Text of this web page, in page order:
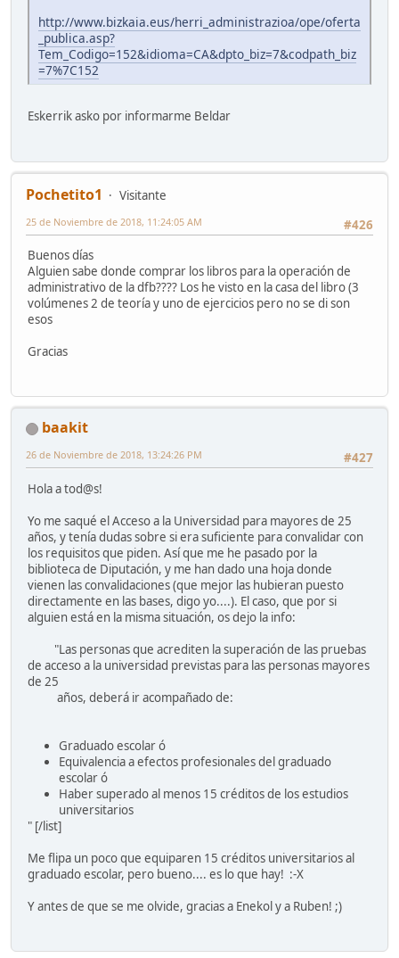
http://www.bizkaia.eus/herri_administrazioa/ope/oferta
_publica.asp?
Tem_Codigo=152&idioma=CA&dpto_biz=7&codpath_biz
=7%7C152
Eskerrik asko por informarme Beldar
Pochetito1
Visitante
#426
25 de Noviembre de 2018, 11:24:05 AM
Buenos días
Alguien sabe donde comprar los libros para la operación de
administrativo de la dfb???? Los he visto en la casa del libro (3
volúmenes 2 de teoría y uno de ejercicios pero no se di son
esos
Gracias
baakit
#427
26 de Noviembre de 2018, 13:24:26 PM
Hola a tod@s!
Yo me saqué el Acceso a la Universidad para mayores de 25
años, y tenía dudas sobre si era suficiente para convalidar con
los requisitos que piden. Así que me he pasado por la
biblioteca de Diputación, y me han dado una hoja donde
vienen las convalidaciones (que mejor las hubieran puesto
directamente en las bases, digo yo....). El caso, que por si
alguien está en la misma situación, os dejo la info:
"Las personas que acrediten la superación de las pruebas
de acceso a la universidad previstas para las personas mayores
de 25
años, deberá ir acompañado de:
Graduado escolar ó
Equivalencia a efectos profesionales del graduado
escolar ó
Haber superado al menos 15 créditos de los estudios
universitarios
" [/list]
Me flipa un poco que equiparen 15 créditos universitarios al
graduado escolar, pero bueno.... es lo que hay! :-X
Y antes de que se me olvide, gracias a Enekol y a Ruben! ;)